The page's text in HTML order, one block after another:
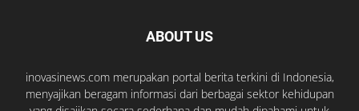
ABOUT US
inovasinews.com merupakan portal berita terkini di Indonesia,
menyajikan beragam informasi dari berbagai sektor kehidupan